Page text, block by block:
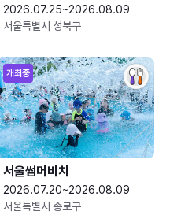
2026.07.25~2026.08.09
서울특별시 성북구
개최중
서울썸머비치
2026.07.20~2026.08.09
서울특별시 종로구